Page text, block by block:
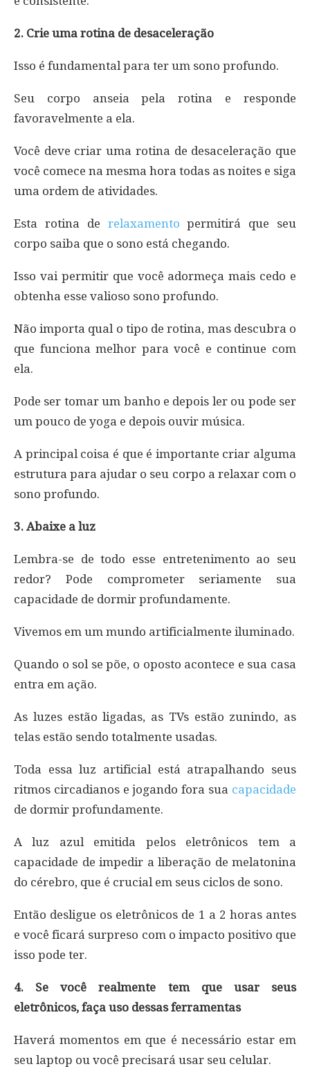
2. Crie uma rotina de desaceleração
Isso é fundamental para ter um sono profundo.
Seu corpo anseia pela rotina e responde
favoravelmente a ela.
Você deve criar uma rotina de desaceleração que
você comece na mesma hora todas as noites e siga
uma ordem de atividades.
Esta rotina de relaxamento permitirá que seu
corpo saiba que o sono está chegando.
Isso vai permitir que você adormeça mais cedo e
obtenha esse valioso sono profundo.
Não importa qual o tipo de rotina, mas descubra o
que funciona melhor para você e continue com
ela.
Pode ser tomar um banho e depois ler ou pode ser
um pouco de yoga e depois ouvir música.
A principal coisa é que é importante criar alguma
estrutura para ajudar o seu corpo a relaxar com o
sono profundo.
3. Abaixe a luz
Lembra-se de todo esse entretenimento ao seu
redor? Pode comprometer seriamente sua
capacidade de dormir profundamente.
Vivemos em um mundo artificialmente iluminado.
Quando o sol se põe, o oposto acontece e sua casa
entra em ação.
As luzes estão ligadas, as TVs estão zunindo, as
telas estão sendo totalmente usadas.
Toda essa luz artificial está atrapalhando seus
ritmos circadianos e jogando fora sua capacidade
de dormir profundamente.
A luz azul emitida pelos eletrônicos tem a
capacidade de impedir a liberação de melatonina
do cérebro, que é crucial em seus ciclos de sono.
Então desligue os eletrônicos de 1 a 2 horas antes
e você ficará surpreso com o impacto positivo que
isso pode ter.
4. Se você realmente tem que usar seus
eletrônicos, faça uso dessas ferramentas
Haverá momentos em que é necessário estar em
seu laptop ou você precisará usar seu celular.